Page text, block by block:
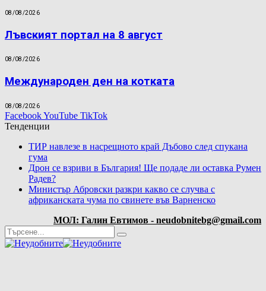
08/08/2026
Лъвският портал на 8 август
08/08/2026
Международен ден на котката
08/08/2026
FacebookYouTube TikTok
Тенденции
ТИР навлезе в насрещното край Дъбово след спукана
гума
Дрон се взриви в България! Ще подаде ли оставка Румен
Радев?
Министър Абровски разкри какво се случва с
африканската чума по свинете във Варненско
МОЛ: Галин Евтимов - neudobnitebg@gmail.com